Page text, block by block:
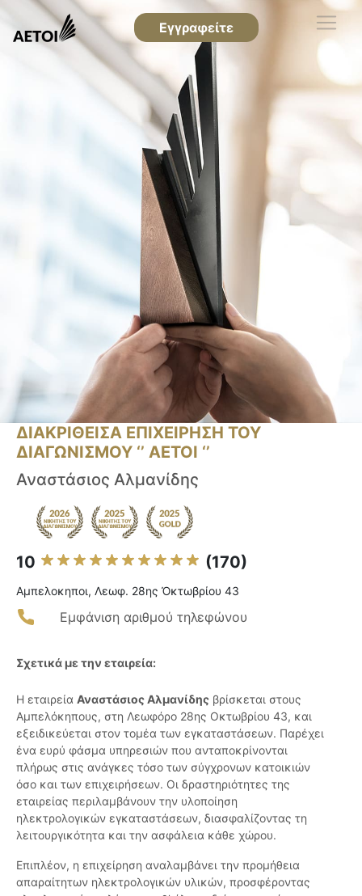
Εγγραφείτε
ΔΙΑΚΡΙΘΕΙΣΑ ΕΠΙΧΕΙΡΗΣΗ ΤΟΥ
ΔΙΑΓΩΝΙΣΜΟΥ ‘’ ΑΕΤΟΙ ‘’
Αναστάσιος Αλμανίδης
10 (170)
Αμπελοκηποι, Λεωφ. 28ης Ὀκτωβρίου 43
Εμφάνιση αριθμού τηλεφώνου
Σχετικά με την εταιρεία:
Η εταιρεία Αναστάσιος Αλμανίδης βρίσκεται στους
Αμπελόκηπους, στη Λεωφόρο 28ης Οκτωβρίου 43, και
εξειδικεύεται στον τομέα των εγκαταστάσεων. Παρέχει
ένα ευρύ φάσμα υπηρεσιών που ανταποκρίνονται
πλήρως στις ανάγκες τόσο των σύγχρονων κατοικιών
όσο και των επιχειρήσεων. Οι δραστηριότητες της
εταιρείας περιλαμβάνουν την υλοποίηση
ηλεκτρολογικών εγκαταστάσεων, διασφαλίζοντας τη
λειτουργικότητα και την ασφάλεια κάθε χώρου.
Επιπλέον, η επιχείρηση αναλαμβάνει την προμήθεια
απαραίτητων ηλεκτρολογικών υλικών, προσφέροντας